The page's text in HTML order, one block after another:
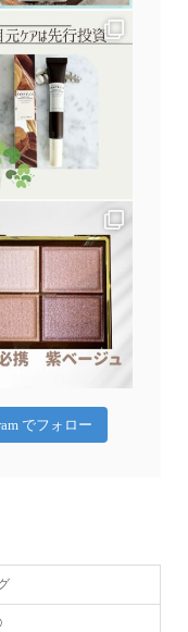
でフォロー